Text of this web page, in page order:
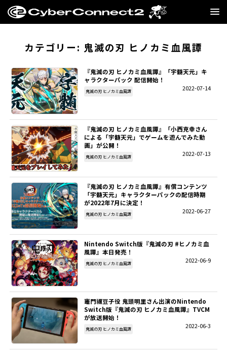
MANGA・NOVEL
FILM
CC2STORE
COMPANY
RECRUIT
SNS
SITEMAP
カテゴリー: 鬼滅の刃 ヒノカミ血風譚
『鬼滅の刃 ヒノカミ血風譚』「宇髄天元」キ
ャラクターパック 配信開始！
2022-07-14
鬼滅の刃 ヒノカミ血風譚
『鬼滅の刃 ヒノカミ血風譚』「小西克幸さん
による「宇髄天元」でゲームを遊んでみた動
画」が公開！
2022-07-13
鬼滅の刃 ヒノカミ血風譚
『鬼滅の刃 ヒノカミ血風譚』有償コンテンツ
「宇髄天元」キャラクターパックの配信時期
が2022年7月に決定！
2022-06-27
鬼滅の刃 ヒノカミ血風譚
Nintendo Switch版『鬼滅の刃 #ヒノカミ血
風譚』本日発売！
2022-06-9
鬼滅の刃 ヒノカミ血風譚
竈門禰豆子役 鬼頭明里さん出演のNintendo
Switch版『鬼滅の刃 ヒノカミ血風譚』TVCM
が放送開始！
2022-06-3
鬼滅の刃 ヒノカミ血風譚